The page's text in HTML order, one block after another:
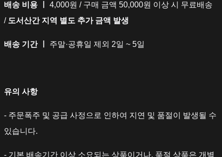
배송 비용 ㅣ 4,000원 / 구매 금액 50,000원 이상 시 무료배송
/ 도서산간 지역 별도 추가 금액 발생
배송 기간 ㅣ 주말·공휴일 제외 2일 ~ 5일
유의 사항
- 주문폭주 및 공급 사정으로 인하여 지연 및 품절이 발생될 수
있습니다.
- 기본 배송기간 이상 소요되는 상품이거나, 품절 상품은 개별